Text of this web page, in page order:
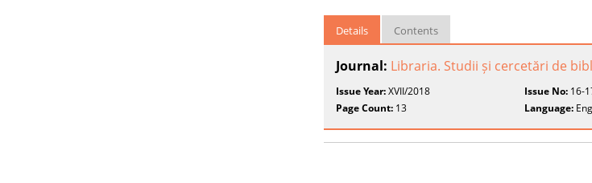
Details Contents
Journal: Libraria. Studii și cercetări de
Issue Year:XVII/2018 Issue No: 16-
Page Count: 13 Language: